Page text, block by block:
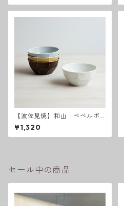
【波佐見焼】和山 ベベルボ
ウル M
¥1,320
セール中の商品